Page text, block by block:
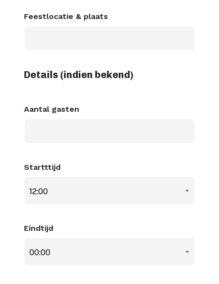
MM
Feestlocatie & plaats
Details (indien bekend)
Aantal gasten
Startttijd
12:00
Eindtijd
00:00